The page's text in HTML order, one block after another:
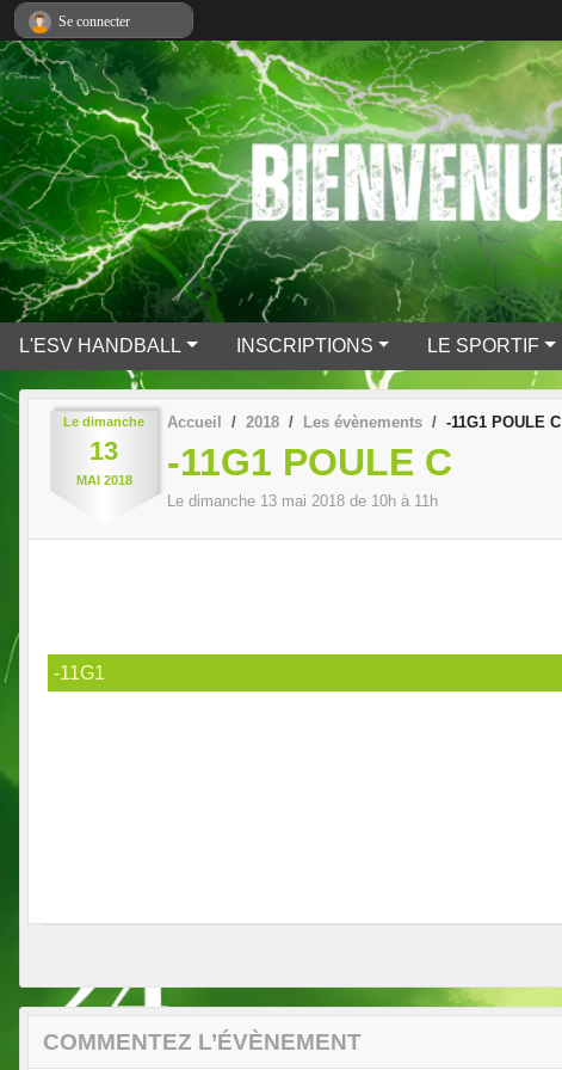
L'ESV HANDBALL INSCRIPTIONS LE SPORTIF
Le dimanche
13
MAI 2018
Accueil 2018 Les évènements -11G1 POULE C
-11G1 POULE C
Le dimanche 13 mai 2018 de 10h à 11h
-11G1
COMMENTEZ L’ÉVÈNEMENT
Se connecter
Panneau de gestion des cookies